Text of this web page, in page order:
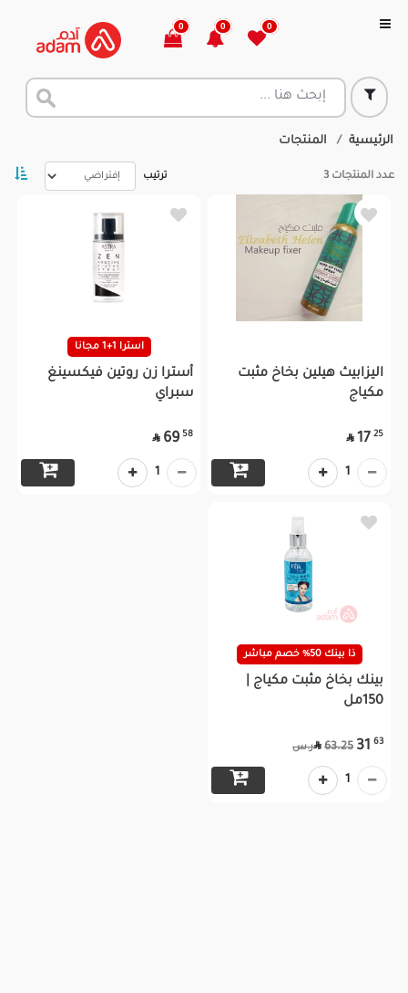
0
0
0
الرئيسية المنتجات
عدد المنتجات 3 ترتيب
اليزابيث هيلين بخاخ مثبت
مكياج
25
17

1
استرا 1+1 مجانا
أسترا زن روتين فيكسينغ
سبراي
58
69

1
ذا بينك 50% خصم مباشر
بينك بخاخ مثبت مكياج |
150مل
63
31
 63.25 ر.س
1